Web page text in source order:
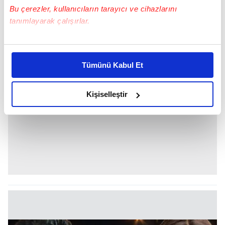
Bu çerezler, kullanıcıların tarayıcı ve cihazlarını
tanımlayarak çalışırlar.
Bu çerezlere izin vermeniz halinde sizlere özel
daha iyi reklam deneyimi yaşatabiliriz. Bunu yaparken
amacımızın size daha iyi bir reklam deneyimi sunmak
olduğunu ve sizlere en iyi içerikleri sunabilmek adına
elimizden gelen çabayı gösterdiğimizi ve bu noktada,
reklamların maliyetlerimizi karşılamak noktasında tek gelir
Tümünü Kabul Et
Kişiselleştir
DİLARA AKSÜYEK VE SEVGİLİSİ ONUR BAY